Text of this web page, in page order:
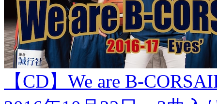
【CD】We are B-